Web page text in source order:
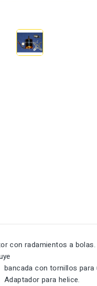
con radamientos a bolas.
bancada con tornillos
Adaptador para helice.